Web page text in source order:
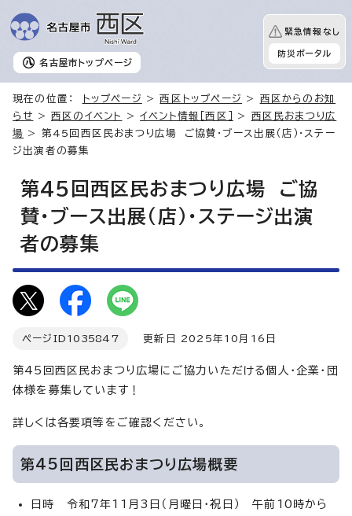
名古屋市 トップページ
緊急情報なし
防災ポータル
現在の位置： トップページ >西区トップページ > 西区からのお知
らせ
>西区のイベント >イベント情報［西区］ > 西区民おまつり広
場 > 第45回西区民おまつり広場 ご協賛・ブース出展（店）・ステー
ジ出演者の募集
第45回西区民おまつり広場 ご協
賛・ブース出展（店）・ステージ出演
者の募集
ページID 1035847 更新日 2025年10月16日
第45回西区民おまつり広場にご協力いただける個人・企業・団
体様を募集しています！
詳しくは各要項等をご確認ください。
第45回西区民おまつり広場概要
日時 令和7年11月3日（月曜日・祝日） 午前10時から